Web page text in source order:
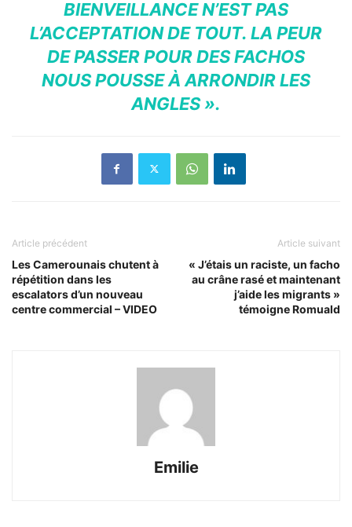
BIENVEILLANCE N’EST PAS
L’ACCEPTATION DE TOUT. LA PEUR
DE PASSER POUR DES FACHOS
NOUS POUSSE À ARRONDIR LES
ANGLES ».
Article précédent
Les Camerounais chutent à
répétition dans les
escalators d’un nouveau
centre commercial – VIDEO
Article suivant
« J’étais un raciste, un facho
au crâne rasé et maintenant
j’aide les migrants »
témoigne Romuald
Emilie